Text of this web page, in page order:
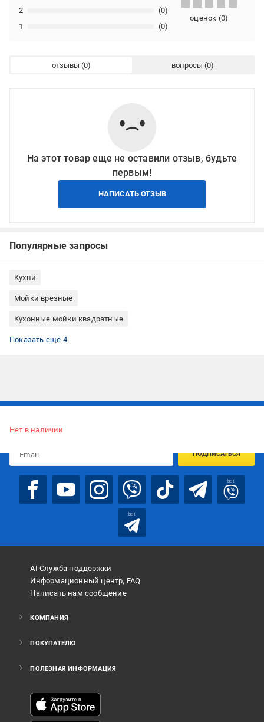
1 (0)
2 (0)
оценок (0)
отзывы вопросы
На этот товар еще не оставили отзыв, будьте
первым!
НАПИСАТЬ ОТЗЫВ
Популярные запросы
Кухни
Мойки врезные
Кухонные мойки квадратные
Мойки из гранита
Мойки для кухни Deante
Мойки на кухню врезные квадратные
Мойки врезные гранитные для кухни
Показать ещё 4
Нет в наличии
ПОДПИСАТЬСЯ
bot
bot
AI Служба поддержки
Информационный центр, FAQ
Написать нам сообщение
КОМПАНИЯ
ПОКУПАТЕЛЮ
ПОЛЕЗНАЯ ИНФОРМАЦИЯ